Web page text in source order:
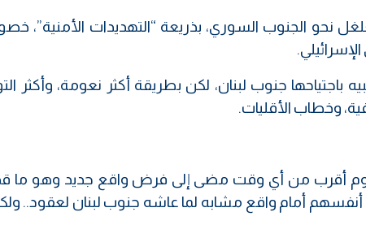
نحو الجنوب السوري، بذريعة “التهديدات الأمنية”،
جنوب لبنان، لكن بطريقة أكثر نعومة، وأكثر
وخطاب الأقليات.
أقرب من أي وقت مضى إلى فرض واقع جديد وهو ما
أنفسهم أمام واقع مشابه لما عاشه جنوب لبنان لعقود..